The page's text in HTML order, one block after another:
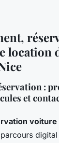
location
:
et
voiture